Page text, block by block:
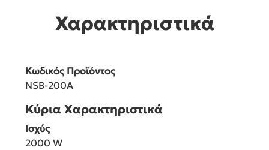
Χαρακτηριστικά
Κωδικός Προϊόντος
NSB-200A
Κύρια Χαρακτηριστικά
Ισχύς
2000 W